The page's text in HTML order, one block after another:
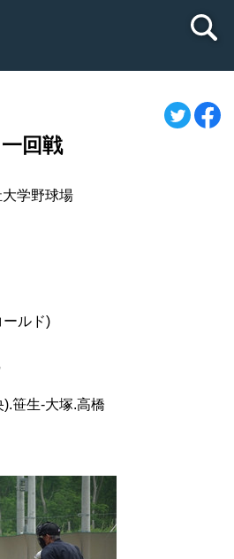
回戦
学野球場
ールド)
).笹生-大塚.高橋